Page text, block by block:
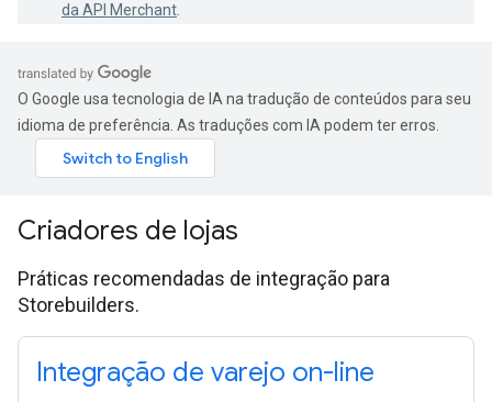
da API Merchant
O Google usa tecnologia de IA na tradução de conteúdos para seu
idioma de preferência. As traduções com IA podem ter erros.
Criadores de lojas
Práticas recomendadas de integração para
Storebuilders.
Integração de varejo on-line